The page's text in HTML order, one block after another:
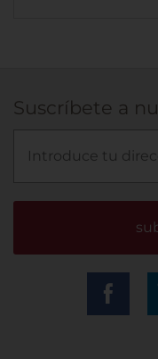
Suscríbete a